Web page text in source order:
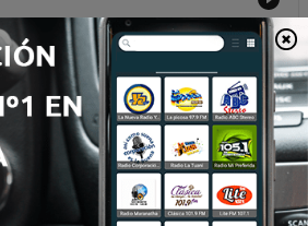
la unicidad
Bautismo en Agua
Arrepentimiento y